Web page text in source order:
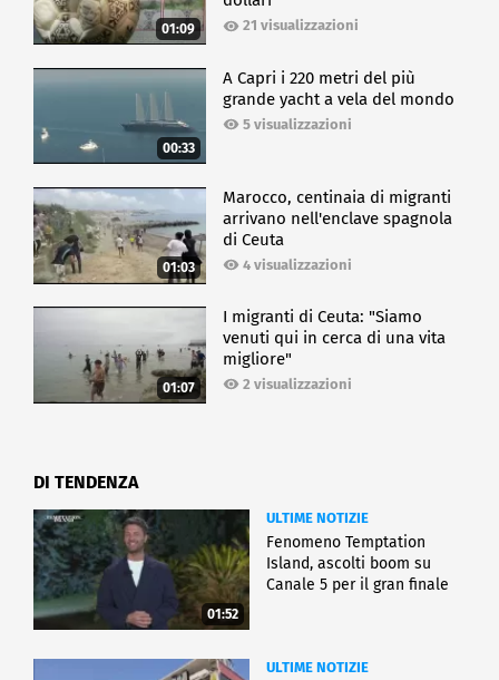
01:09 21 visualizzazioni
00:33
A Capri i 220 metri del più
grande yacht a vela del mondo
5 visualizzazioni
01:03
Marocco, centinaia di migranti
arrivano nell'enclave spagnola
di Ceuta
4 visualizzazioni
01:07
I migranti di Ceuta: "Siamo
venuti qui in cerca di una vita
migliore"
2 visualizzazioni
DI TENDENZA
01:52
ULTIME NOTIZIE
Fenomeno Temptation
Island, ascolti boom su
Canale 5 per il gran finale
ULTIME NOTIZIE